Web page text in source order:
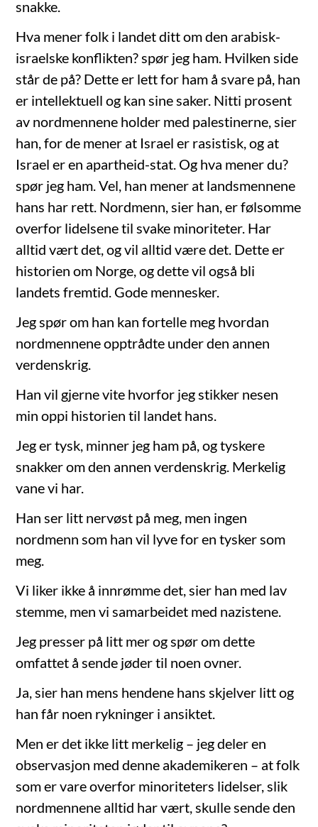
snakke.
Hva mener folk i landet ditt om den arabisk-
israelske konflikten? spør jeg ham. Hvilken side
står de på? Dette er lett for ham å svare på, han
er intellektuell og kan sine saker. Nitti prosent
av nordmennene holder med palestinerne, sier
han, for de mener at Israel er rasistisk, og at
Israel er en apartheid-stat. Og hva mener du?
spør jeg ham. Vel, han mener at landsmennene
hans har rett. Nordmenn, sier han, er følsomme
overfor lidelsene til svake minoriteter. Har
alltid vært det, og vil alltid være det. Dette er
historien om Norge, og dette vil også bli
landets fremtid. Gode mennesker.
Jeg spør om han kan fortelle meg hvordan
nordmennene opptrådte under den annen
verdenskrig.
Han vil gjerne vite hvorfor jeg stikker nesen
min oppi historien til landet hans.
Jeg er tysk, minner jeg ham på, og tyskere
snakker om den annen verdenskrig. Merkelig
vane vi har.
Han ser litt nervøst på meg, men ingen
nordmenn som han vil lyve for en tysker som
meg.
Vi liker ikke å innrømme det, sier han med lav
stemme, men vi samarbeidet med nazistene.
Jeg presser på litt mer og spør om dette
omfattet å sende jøder til noen ovner.
Ja, sier han mens hendene hans skjelver litt og
han får noen rykninger i ansiktet.
Men er det ikke litt merkelig – jeg deler en
observasjon med denne akademikeren – at folk
som er vare overfor minoriteters lidelser, slik
nordmennene alltid har vært, skulle sende den